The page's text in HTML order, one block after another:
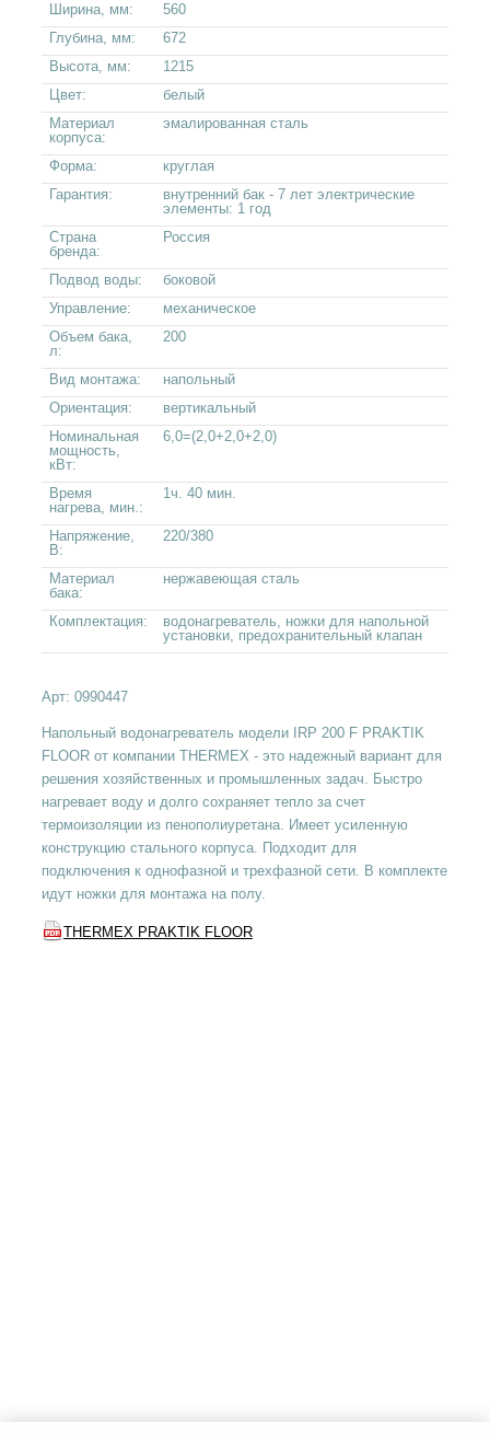
Ширина, мм:
560
Глубина, мм:
672
Высота, мм:
1215
Цвет:
белый
Материал
корпуса:
эмалированная сталь
Форма:
круглая
Гарантия:
внутренний бак - 7 лет электрические
элементы: 1 год
Страна
бренда:
Россия
Подвод воды:
боковой
Управление:
механическое
Объем бака,
л:
200
Вид монтажа:
напольный
Ориентация:
вертикальный
Номинальная
мощность,
кВт:
6,0=(2,0+2,0+2,0)
Время
нагрева, мин.:
1ч. 40 мин.
Напряжение,
В:
220/380
Материал
бака:
нержавеющая сталь
Комплектация:
водонагреватель, ножки для напольной
установки, предохранительный клапан
Арт: 0990447
Напольный водонагреватель модели IRP 200 F PRAKTIK
FLOOR от компании THERMEX - это надежный вариант для
решения хозяйственных и промышленных задач. Быстро
нагревает воду и долго сохраняет тепло за счет
термоизоляции из пенополиуретана. Имеет усиленную
конструкцию стального корпуса. Подходит для
подключения к однофазной и трехфазной сети. В комплекте
идут ножки для монтажа на полу.
THERMEX PRAKTIK FLOOR